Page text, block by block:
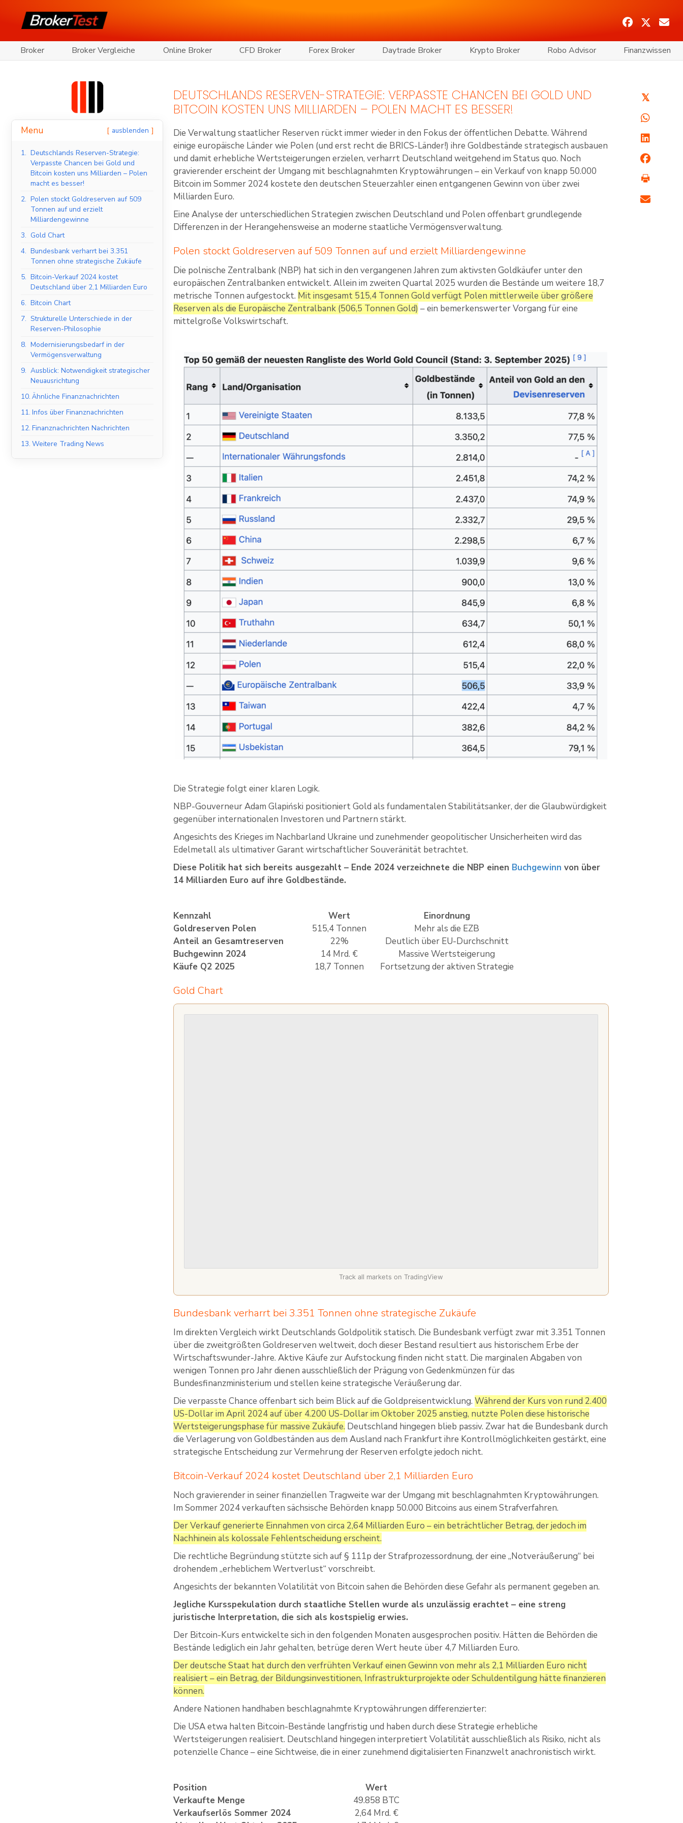
Broker Broker Vergleiche Online Broker CFD Broker Forex Broker Daytrade Broker Krypto Broker Robo Advisor Finanzwissen
Menu ausblenden
1. Deutschlands Reserven-Strategie:
Verpasste Chancen bei Gold und
Bitcoin kosten uns Milliarden – Polen
macht es besser!
2. Polen stockt Goldreserven auf 509
Tonnen auf und erzielt
Milliardengewinne
3. Gold Chart
4. Bundesbank verharrt bei 3.351
Tonnen ohne strategische Zukäufe
5. Bitcoin-Verkauf 2024 kostet
Deutschland über 2,1 Milliarden Euro
6. Bitcoin Chart
7. Strukturelle Unterschiede in der
Reserven-Philosophie
8. Modernisierungsbedarf in der
Vermögensverwaltung
9. Ausblick: Notwendigkeit strategischer
Neuausrichtung
10. Ähnliche Finanznachrichten
11. Infos über Finanznachrichten
12. Finanznachrichten Nachrichten
13. Weitere Trading News
DEUTSCHLANDS RESERVEN-STRATEGIE: VERPASSTE CHANCEN BEI GOLD UND
BITCOIN KOSTEN UNS MILLIARDEN – POLEN MACHT ES BESSER!
Die Verwaltung staatlicher Reserven rückt immer wieder in den Fokus der öffentlichen Debatte. Während
einige europäische Länder wie Polen (und erst recht die BRICS-Länder!) ihre Goldbestände strategisch ausbauen
und damit erhebliche Wertsteigerungen erzielen, verharrt Deutschland weitgehend im Status quo. Noch
gravierender erscheint der Umgang mit beschlagnahmten Kryptowährungen – ein Verkauf von knapp 50.000
Bitcoin im Sommer 2024 kostete den deutschen Steuerzahler einen entgangenen Gewinn von über zwei
Milliarden Euro.
Eine Analyse der unterschiedlichen Strategien zwischen Deutschland und Polen offenbart grundlegende
Differenzen in der Herangehensweise an moderne staatliche Vermögensverwaltung.
Polen stockt Goldreserven auf 509 Tonnen auf und erzielt Milliardengewinne
Die polnische Zentralbank (NBP) hat sich in den vergangenen Jahren zum aktivsten Goldkäufer unter den
europäischen Zentralbanken entwickelt. Allein im zweiten Quartal 2025 wurden die Bestände um weitere 18,7
metrische Tonnen aufgestockt. Mit insgesamt 515,4 Tonnen Gold verfügt Polen mittlerweile über größere
Reserven als die Europäische Zentralbank (506,5 Tonnen Gold) – ein bemerkenswerter Vorgang für eine
mittelgroße Volkswirtschaft.
Die Strategie folgt einer klaren Logik.
NBP-Gouverneur Adam Glapiński positioniert Gold als fundamentalen Stabilitätsanker, der die Glaubwürdigkeit
gegenüber internationalen Investoren und Partnern stärkt.
Angesichts des Krieges im Nachbarland Ukraine und zunehmender geopolitischer Unsicherheiten wird das
Edelmetall als ultimativer Garant wirtschaftlicher Souveränität betrachtet.
Diese Politik hat sich bereits ausgezahlt – Ende 2024 verzeichnete die NBP einen Buchgewinn von über
14 Milliarden Euro auf ihre Goldbestände.
Kennzahl Wert
Einordnung
Goldreserven Polen
515,4 Tonnen
Mehr als die EZB
Anteil an Gesamtreserven
22%
Deutlich über EU-Durchschnitt
Buchgewinn 2024
14 Mrd. €
Massive Wertsteigerung
Käufe Q2 2025
18,7 Tonnen Fortsetzung der aktiven Strategie
Gold Chart
Track all markets on TradingView
Bundesbank verharrt bei 3.351 Tonnen ohne strategische Zukäufe
Im direkten Vergleich wirkt Deutschlands Goldpolitik statisch. Die Bundesbank verfügt zwar mit 3.351 Tonnen
über die zweitgrößten Goldreserven weltweit, doch dieser Bestand resultiert aus historischem Erbe der
Wirtschaftswunder-Jahre. Aktive Käufe zur Aufstockung finden nicht statt. Die marginalen Abgaben von
wenigen Tonnen pro Jahr dienen ausschließlich der Prägung von Gedenkmünzen für das
Bundesfinanzministerium und stellen keine strategische Veräußerung dar.
Die verpasste Chance offenbart sich beim Blick auf die Goldpreisentwicklung.Während der Kurs von rund 2.400
US-Dollar im April 2024 auf über 4.200 US-Dollar im Oktober 2025 anstieg, nutzte Polen diese historische
Wertsteigerungsphase für massive Zukäufe. Deutschland hingegen blieb passiv. Zwar hat die Bundesbank durch
die Verlagerung von Goldbeständen aus dem Ausland nach Frankfurt ihre Kontrollmöglichkeiten gestärkt, eine
strategische Entscheidung zur Vermehrung der Reserven erfolgte jedoch nicht.
Bitcoin-Verkauf 2024 kostet Deutschland über 2,1 Milliarden Euro
Noch gravierender in seiner finanziellen Tragweite war der Umgang mit beschlagnahmten Kryptowährungen.
Im Sommer 2024 verkauften sächsische Behörden knapp 50.000 Bitcoins aus einem Strafverfahren.
Der Verkauf generierte Einnahmen von circa 2,64 Milliarden Euro – ein beträchtlicher Betrag, der jedoch im
Nachhinein als kolossale Fehlentscheidung erscheint.
Die rechtliche Begründung stützte sich auf § 111p der Strafprozessordnung, der eine „Notveräußerung“ bei
drohendem „erheblichem Wertverlust“ vorschreibt.
Angesichts der bekannten Volatilität von Bitcoin sahen die Behörden diese Gefahr als permanent gegeben an.
Jegliche Kursspekulation durch staatliche Stellen wurde als unzulässig erachtet – eine streng
juristische Interpretation, die sich als kostspielig erwies.
Der Bitcoin-Kurs entwickelte sich in den folgenden Monaten ausgesprochen positiv. Hätten die Behörden die
Bestände lediglich ein Jahr gehalten, betrüge deren Wert heute über 4,7 Milliarden Euro.
Der deutsche Staat hat durch den verfrühten Verkauf einen Gewinn von mehr als 2,1 Milliarden Euro nicht
realisiert – ein Betrag, der Bildungsinvestitionen, Infrastrukturprojekte oder Schuldentilgung hätte finanzieren
können.
Andere Nationen handhaben beschlagnahmte Kryptowährungen differenzierter:
Die USA etwa halten Bitcoin-Bestände langfristig und haben durch diese Strategie erhebliche
Wertsteigerungen realisiert. Deutschland hingegen interpretiert Volatilität ausschließlich als Risiko, nicht als
potenzielle Chance – eine Sichtweise, die in einer zunehmend digitalisierten Finanzwelt anachronistisch wirkt.
Position
Wert
Verkaufte Menge
49.858 BTC
Verkaufserlös Sommer 2024
2,64 Mrd. €
𝕏